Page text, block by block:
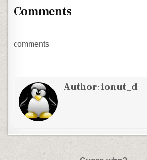
mea vin 2 cocalari si 2
radeau la toate kkt-urile
Comments
comments
Author:ionut_d